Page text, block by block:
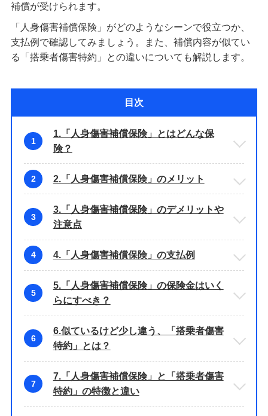
補償が受けられます。
「人身傷害補償保険」がどのようなシーンで役立つか、
支払例で確認してみましょう。また、補償内容が似てい
る「搭乗者傷害特約」との違いについても解説します。
目次
1
1.「人身傷害補償保険」とはどんな保
険？
2 2.「人身傷害補償保険」のメリット
3
3.「人身傷害補償保険」のデメリットや
注意点
4 4.「人身傷害補償保険」の支払例
5
5.「人身傷害補償保険」の保険金はいく
らにすべき？
6
6.似ているけど少し違う、「搭乗者傷害
特約」とは？
7
7.「人身傷害補償保険」と「搭乗者傷害
特約」の特徴と違い